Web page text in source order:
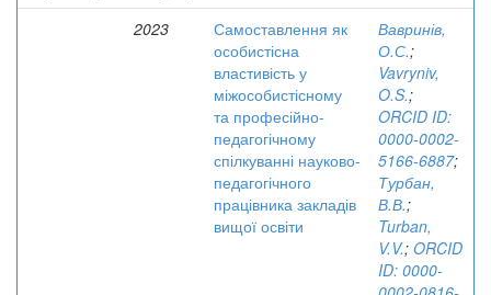
2023
Самоставлення як
особистісна
властивість у
міжособистісному
та професійно-
педагогічному
спілкуванні науково-
педагогічного
працівника закладів
вищої освіти
Вавринів,
О.С.;
Vavryniv,
O.S.;
ORCID ID:
0000-0002-
5166-6887;
Турбан,
В.В.;
Turban,
V.V.; ORCID
ID: 0000-